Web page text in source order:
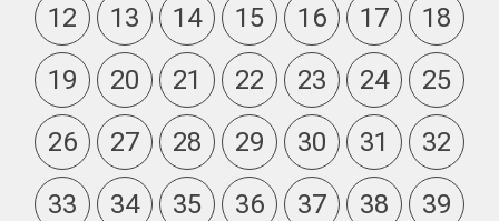
12
13 14 15 16 17
18
19
20 21 22 23 24
25
26
27 28 29 30 31
32
33
34 35 36 37 38
39